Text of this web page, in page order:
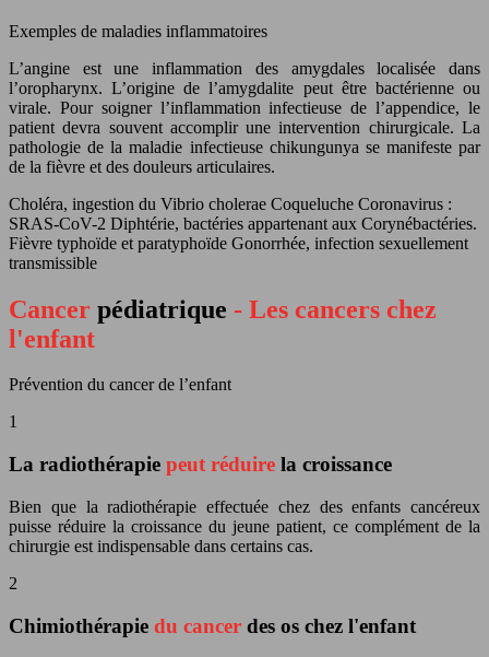
Exemples de maladies inflammatoires
L’angine est une inflammation des amygdales localisée dans
l’oropharynx. L’origine de l’amygdalite peut être bactérienne ou
virale. Pour soigner l’inflammation infectieuse de l’appendice, le
patient devra souvent accomplir une intervention chirurgicale. La
pathologie de la maladie infectieuse chikungunya se manifeste par
de la fièvre et des douleurs articulaires.
Choléra, ingestion du Vibrio cholerae Coqueluche Coronavirus :
SRAS-CoV-2 Diphtérie, bactéries appartenant aux Corynébactéries.
Fièvre typhoïde et paratyphoïde Gonorrhée, infection sexuellement
transmissible
Cancer pédiatrique - Les cancers chez
l'enfant
Prévention du cancer de l’enfant
1
La radiothérapie peut réduire la croissance
Bien que la radiothérapie effectuée chez des enfants cancéreux
puisse réduire la croissance du jeune patient, ce complément de la
chirurgie est indispensable dans certains cas.
2
Chimiothérapie du cancer des os chez l'enfant